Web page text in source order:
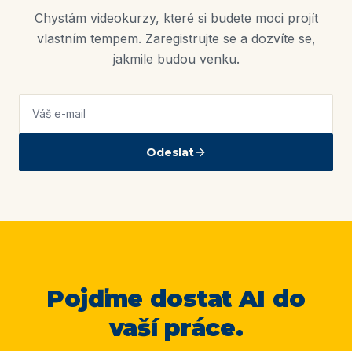
Chystám videokurzy, které si budete moci projít
vlastním tempem. Zaregistrujte se a dozvíte se,
jakmile budou venku.
Odeslat
Pojďme dostat AI do
vaší práce.